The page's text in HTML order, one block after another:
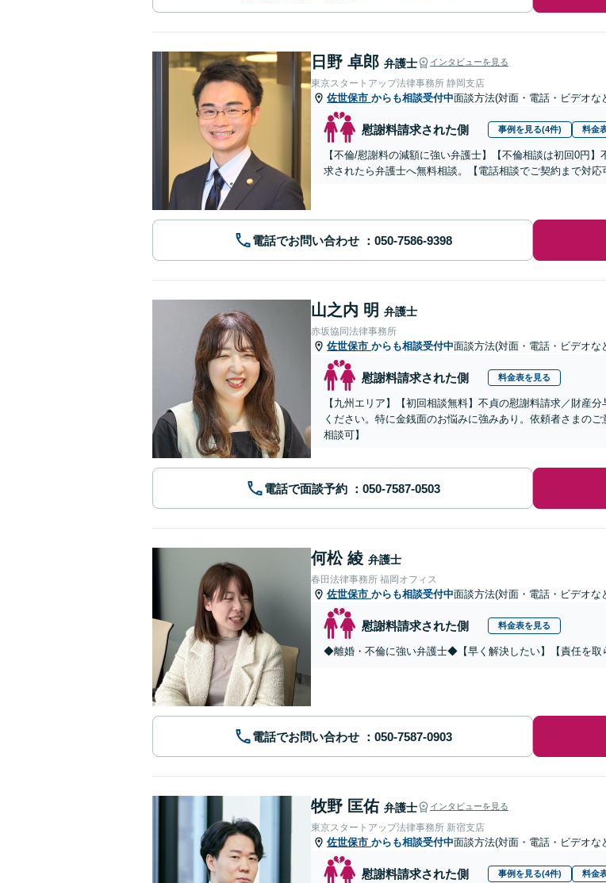
日野 卓郎 弁護士 インタビューを見る
東京スタートアップ法律事務所 静岡支店
佐世保市 からも相談受付中面談方法(対面・電話・ビデオな
慰謝料請求された側 事例を見る(4件) 料金
【不倫/慰謝料の減額に強い弁護士】【不倫相談は初回0円
求されたら弁護士へ無料相談。【電話相談でご契約まで対応
電話でお問い合わせ
山之内 明 弁護士
赤坂協同法律事務所
佐世保市 からも相談受付中面談方法(対面・電話・ビデオな
慰謝料請求された側 料金表を見る
【九州エリア】【初回相談無料】不貞の慰謝料請求／財産
ください。特に金銭面のお悩みに強みあり。依頼者さまの
相談可】
電話で面談予約
何松 綾 弁護士
春田法律事務所 福岡オフィス
佐世保市 からも相談受付中面談方法(対面・電話・ビデオな
慰謝料請求された側 料金表を見る
◆離婚・不倫に強い弁護士◆【早く解決したい】【責任を取
電話でお問い合わせ
牧野 匡佑 弁護士 インタビューを見る
東京スタートアップ法律事務所 新宿支店
佐世保市 からも相談受付中面談方法(対面・電話・ビデオな
慰謝料請求された側 事例を見る(4件) 料金